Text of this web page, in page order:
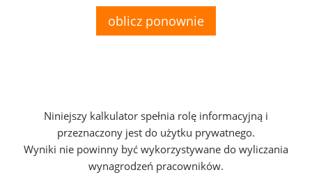
oblicz ponownie
Niniejszy kalkulator spełnia rolę informacyjną i
przeznaczony jest do użytku prywatnego.
Wyniki nie powinny być wykorzystywane do wyliczania
wynagrodzeń pracowników.